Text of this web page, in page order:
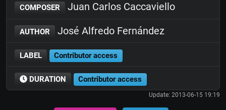
COMPOSER Juan Carlos Caccaviello
AUTHOR José Alfredo Fernández
LABEL Contributor access
DURATION Contributor access
Update: 2013-06-15 19:19